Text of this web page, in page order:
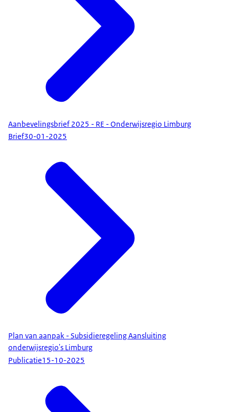
Aanbevelingsbrief 2025 - RE - Onderwijsregio Limburg
Brief30-01-2025
Plan van aanpak - Subsidieregeling Aansluiting
onderwijsregio's Limburg
Publicatie15-10-2025